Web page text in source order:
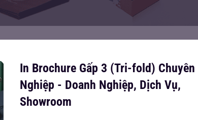
In Brochure Gấp 3 (Tri-fold) Chuyên
Nghiệp - Doanh Nghiệp, Dịch Vụ,
Showroom